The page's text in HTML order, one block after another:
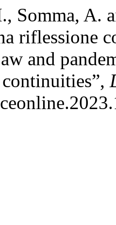
Somma, A.
riflessione
and